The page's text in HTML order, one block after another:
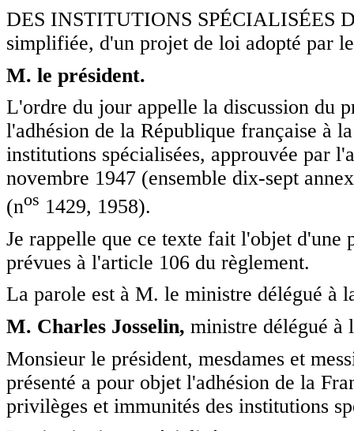
DES INSTITUTIONS SPÉCIALISÉES
simplifiée, d'un projet de loi adopté par
M. le président.
L'ordre du jour appelle la discussion du
l'adhésion de la République française à
institutions spécialisées, approuvée par
novembre 1947 (ensemble dix-sept
(nos 1429, 1958).
Je rappelle que ce texte fait l'objet d'une
prévues à l'article 106 du règlement.
La parole est à M. le ministre délégué à
M. Charles Josselin, ministre délégué à
Monsieur le président, mesdames et
présenté a pour objet l'adhésion de la
privilèges et immunités des institutions